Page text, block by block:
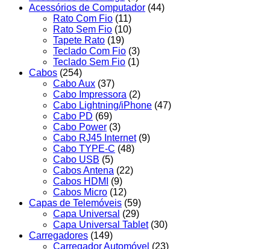
Acessórios de Computador (44)
Rato Com Fio (11)
Rato Sem Fio (10)
Tapete Rato (19)
Teclado Com Fio (3)
Teclado Sem Fio (1)
Cabos (254)
Cabo Aux (37)
Cabo Impressora (2)
Cabo Lightning/iPhone (47)
Cabo PD (69)
Cabo Power (3)
Cabo RJ45 Internet (9)
Cabo TYPE-C (48)
Cabo USB (5)
Cabos Antena (22)
Cabos HDMI
(9)
Cabos Micro (12)
Capas de Telemóveis (59)
Capa Universal (29)
Capa Universal Tablet (30)
Carregadores (149)
Carregador Automóvel (23)